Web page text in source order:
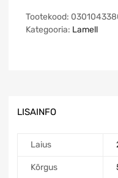
Tootekood:
Kategooria: Lamell
LISAINFO
Laius
Kõrgus